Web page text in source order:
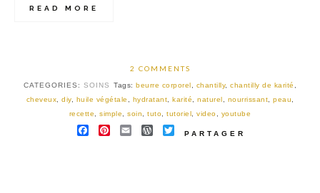
READ MORE
2 COMMENTS
CATEGORIES: SOINS Tags: beurre corporel chantilly, chantilly de karité
cheveux
diy, huile végétale hydratant karité naturel nourrissant peau
recette
,simple ,soin ,tuto ,tutoriel ,video youtube
FACEBOOK
PINTEREST
EMAILWORDPRESS
TWITTER
PARTAGER